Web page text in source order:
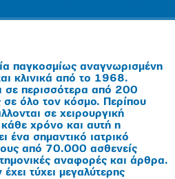
παγκοσμίως αναγνωρισμένη
κλινικά από το 1968.
σε περισσότερα από 200
σε όλο τον κόσμο. Περίπου
σε χειρουργική
χρόνο και αυτή η
ένα σημαντικό ιατρικό
από 70.000 ασθενείς
αναφορές και άρθρα.
τύχει μεγαλύτερης